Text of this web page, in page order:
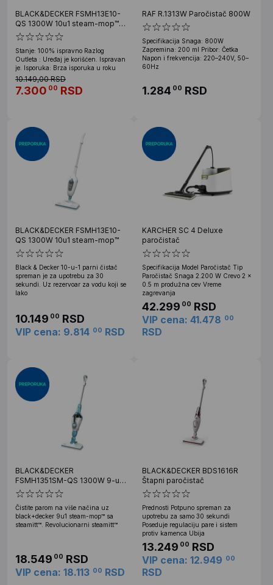
BLACK&DECKER FSMH13E10-
QS 1300W 10u1 steam-mop™
OUTLET
Stanje: 100% ispravno Razlog
Outleta : Uređaj je korišćen. Ispravan
je. Isporuka: Brza isporuka u roku
10.149,00 RSD
7.300 00 RSD
RAF R.1313W Paročistač 800W
Specifikacija Snaga: 800W
Zapremina: 200 ml Pribor: Četka
Napon i frekvencija: 220–240V, 50–
60Hz
1.284 00 RSD
BLACK&DECKER FSMH13E10-
QS 1300W 10u1 steam-mop™
Black & Decker 10-u-1 parni čistač
spreman je za upotrebu za 30
sekundi. Uz rezervoar za vodu koji se
lako
10.149 00 RSD
VIP cena: 9.814 00 RSD
KARCHER SC 4 Deluxe
paročistač
Specifikacija Model Paročistač Tip
Paročistač Snaga 2.200 W Crevo 2 ×
0.5 m produžna cev Vreme
zagrevanja
42.299 00 RSD
VIP cena: 41.478 00
RSD
BLACK&DECKER
FSMH1351SM-QS 1300W 9-u-1
parni čistač sa SteaMitt
Čistite parom na više načina uz
black+decker 9u1 steam-mop™ sa
steamitt™. Revolucionarni steamitt™
18.549 00 RSD
VIP cena: 18.113 00 RSD
BLACK&DECKER BDS1616R
Štapni paročistač
Prednosti Potpuno spreman za
upotrebu za samo 30 sekundi
Poseduje regulaciju pare i sistem
protiv kamenca Ubija
13.249 00 RSD
VIP cena: 12.949 00
RSD